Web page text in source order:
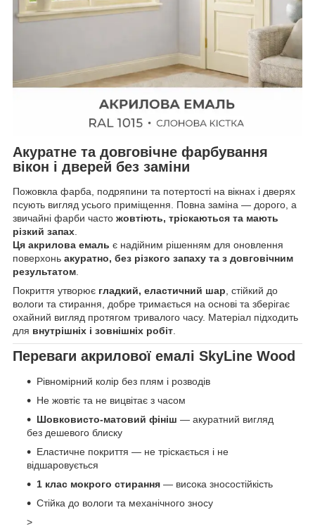
Акуратне та довговічне фарбування
вікон і дверей без заміни
Пожовкла фарба, подряпини та потертості на вікнах і дверях
псують вигляд усього приміщення. Повна заміна — дорого, а
звичайні фарби часто жовтіють, тріскаються та мають
різкий запах.
Ця акрилова емаль є надійним рішенням для оновлення
поверхонь акуратно, без різкого запаху та з довговічним
результатом.
Покриття утворює гладкий, еластичний шар, стійкий до
вологи та стирання, добре тримається на основі та зберігає
охайний вигляд протягом тривалого часу. Матеріал підходить
для внутрішніх і зовнішніх робіт.
Переваги акрилової емалі SkyLine Wood
Рівномірний колір без плям і розводів
Не жовтіє та не вицвітає з часом
Шовковисто-матовий фініш — акуратний вигляд
без дешевого блиску
Еластичне покриття — не тріскається і не
відшаровується
1 клас мокрого стирання — висока зносостійкість
Стійка до вологи та механічного зносу
>